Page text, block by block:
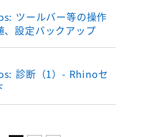
ツールバー等の操作
、設定バックアップ
診断（1）- Rhinoセ